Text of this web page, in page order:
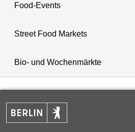
Food-Events
Street Food Markets
Bio- und Wochenmärkte